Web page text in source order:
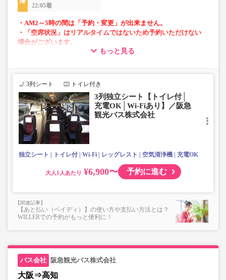
22:05着
・AM2～5時の間は「予約・変更」が出来ません。
・「空席状況」はリアルタイムではないため予約いただけない
場合がございます。
いません。
もっと見る
3列シート トイレ付き
3列独立シート【トイレ付│
充電OK│Wi-Fiあり】／阪急
観光バス株式会社
独立シート トイレ付 Wi-Fi レッグレスト 空気清浄機 充電OK
大人 ¥6,900〜 予約に進む
【あと払い（ペイディ）】の使い方や支払い方法とは？
WILLERでの予約がもっと便利に！
阪急観光バス株式会社
大阪⇒高知